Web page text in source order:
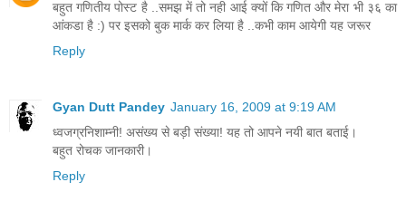
बहुत गणितीय पोस्ट है ..समझ में तो नही आई क्यों कि गणित और मेरा भी ३६ का
आंकडा है :) पर इसको बुक मार्क कर लिया है ..कभी काम आयेगी यह जरूर
Reply
Gyan Dutt Pandey January 16, 2009 at 9:19 AM
ध्वजग्रनिशाम्नी! असंख्य से बड़ी संख्या! यह तो आपने नयी बात बताई।
बहुत रोचक जानकारी।
Reply